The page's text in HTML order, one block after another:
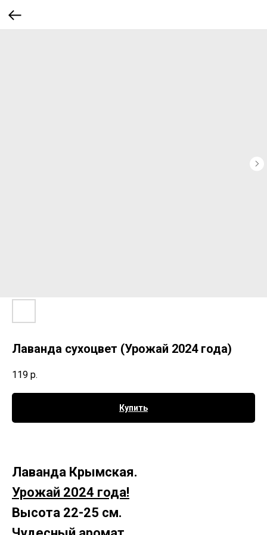
Лаванда сухоцвет (Урожай 2024 года)
119 р.
Купить
Лаванда Крымская.
Урожай 2024 года!
Высота 22-25 см.